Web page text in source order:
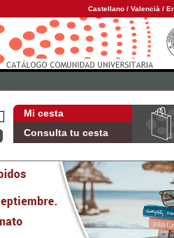
Castellano / Valencià /
Mi cesta
Consulta tu cesta